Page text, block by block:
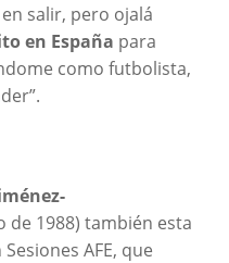
salir, pero ojalá
en España para
como futbolista,
de 1988) también esta
AFE, que